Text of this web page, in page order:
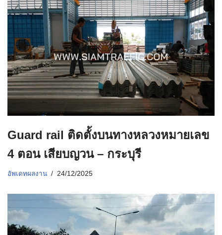
Guard rail ติดตั้งบนทางหลวงหมายเลข
4 ตอน เสียบญวน – กระบุรี
อัพเดทผลงาน 24/12/2025